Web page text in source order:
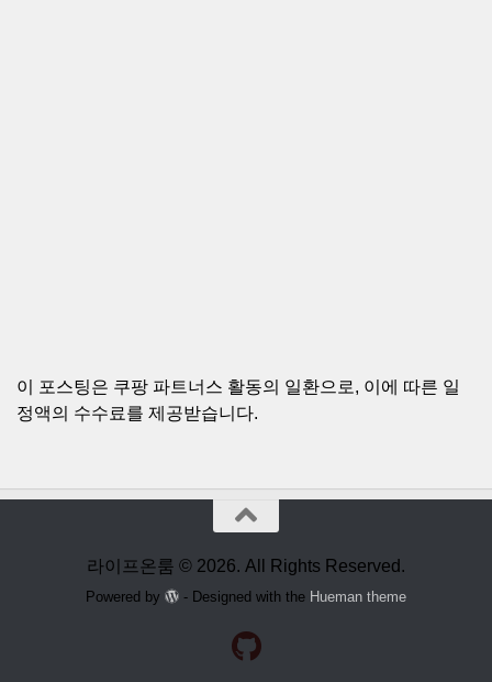
이 포스팅은 쿠팡 파트너스 활동의 일환으로, 이에 따른 일
정액의 수수료를 제공받습니다.
라이프온룸 © 2026. All Rights Reserved.
Powered by - Designed with the Hueman theme